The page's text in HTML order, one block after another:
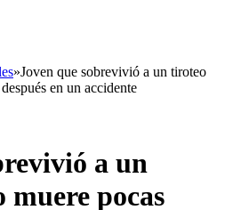
»Joven que sobrevivió a un tiroteo
en un accidente
a un
pocas